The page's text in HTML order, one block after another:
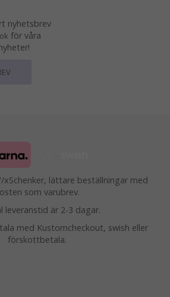
nyhetsbrev
för våra
xSchenker, lättare beställningar med
som varubrev.
leveranstid är 2-3 dagar.
med Kustomcheckout, swish eller
förskottbetala.